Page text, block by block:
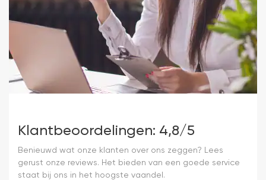
Klantbeoordelingen: 4,8/5
Benieuwd wat onze klanten over ons zeggen? Lees
gerust onze reviews. Het bieden van een goede service
staat bij ons in het hoogste vaandel.